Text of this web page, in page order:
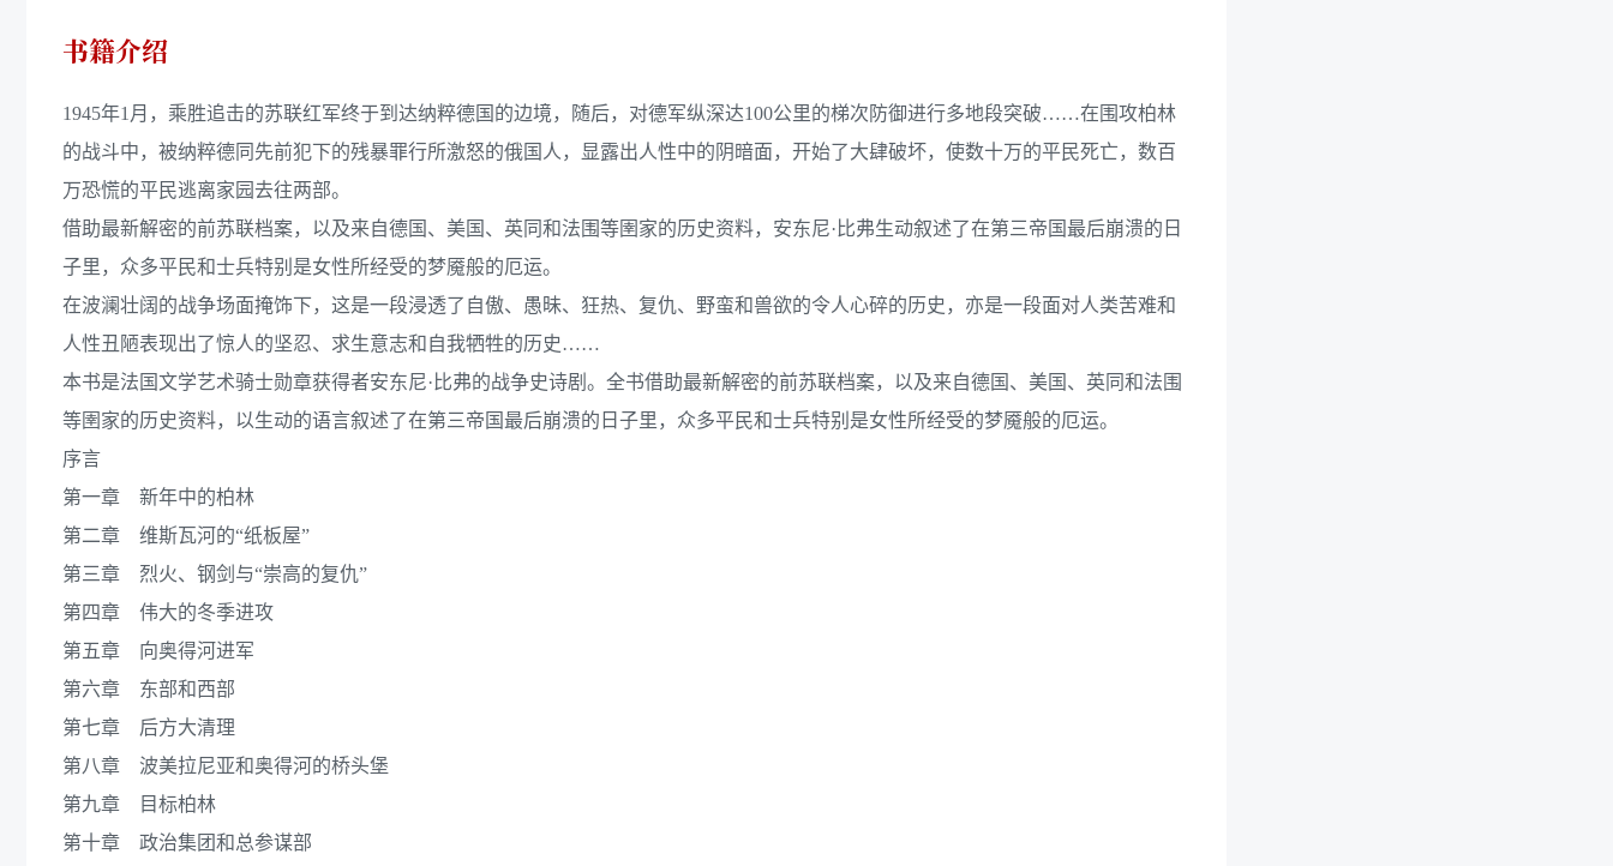
书籍介绍
1945年1月，乘胜追击的苏联红军终于到达纳粹德国的边境，随后，对德军纵深达100公里的梯次防御进行多地段突破……在围攻柏林
的战斗中，被纳粹德同先前犯下的残暴罪行所激怒的俄国人，显露出人性中的阴暗面，开始了大肆破坏，使数十万的平民死亡，数百
万恐慌的平民逃离家园去往两部。
借助最新解密的前苏联档案，以及来自德国、美国、英同和法围等圉家的历史资料，安东尼·比弗生动叙述了在第三帝国最后崩溃的日
子里，众多平民和士兵特别是女性所经受的梦魇般的厄运。
在波澜壮阔的战争场面掩饰下，这是一段浸透了自傲、愚昧、狂热、复仇、野蛮和兽欲的令人心碎的历史，亦是一段面对人类苦难和
人性丑陋表现出了惊人的坚忍、求生意志和自我牺牲的历史……
本书是法国文学艺术骑士勋章获得者安东尼·比弗的战争史诗剧。全书借助最新解密的前苏联档案，以及来自德国、美国、英同和法围
等圉家的历史资料，以生动的语言叙述了在第三帝国最后崩溃的日子里，众多平民和士兵特别是女性所经受的梦魇般的厄运。
序言
第一章 新年中的柏林
第二章 维斯瓦河的“纸板屋”
第三章 烈火、钢剑与“崇高的复仇”
第四章 伟大的冬季进攻
第五章 向奥得河进军
第六章 东部和西部
第七章 后方大清理
第八章 波美拉尼亚和奥得河的桥头堡
第九章 目标柏林
第十章 政治集团和总参谋部